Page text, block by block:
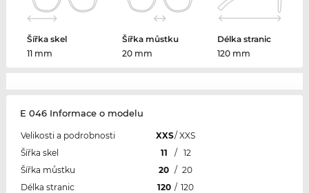
Šířka skel
11 mm
Šířka můstku
20 mm
Délka stranic
120 mm
E 046 Informace o modelu
Velikosti a podrobnosti XXS/ XXS
Šířka skel
11 /
12
Šířka můstku
20 / 20
Délka stranic
120 / 120